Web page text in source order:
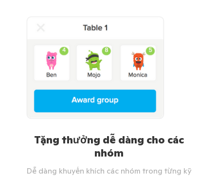
Tặng thưởng dễ dàng cho các
nhóm
Dễ dàng khuyến khích các nhóm trong từng kỹ